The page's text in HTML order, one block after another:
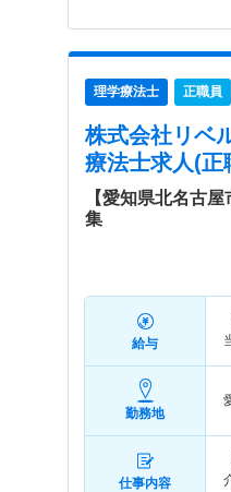
理学療法士 正職員
株式会社リベ
療法士求人(正
【愛知県北名古
集
給与
勤務地
仕事内容